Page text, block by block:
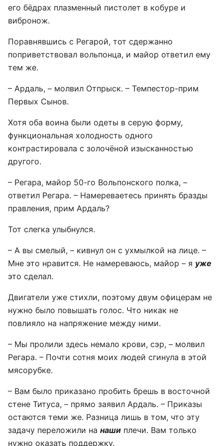
его бёдрах плазменный пистолет в кобуре и
вибронож.
Поравнявшись с Регарой, тот сдержанно
поприветствовал вольпонца, и майор ответил ему
тем же.
– Ардаль, – молвил Отпрыск. – Темпестор-прим
Первых Сынов.
Хотя оба воина были одеты в серую форму,
функциональная холодность одного
контрастировала с золочёной изысканностью
другого.
– Регара, майор 50-го Вольпонского полка, –
ответил Регара. – Намереваетесь принять бразды
правления, прим Ардаль?
Тот слегка улыбнулся.
– А вы смелый, – кивнул он с ухмылкой на лице. –
Мне это нравится. Не намереваюсь, майор – я уже
это сделал.
Двигатели уже стихли, поэтому двум офицерам не
нужно было повышать голос. Что никак не
повлияло на напряжение между ними.
– Мы пролили здесь немало крови, сэр, – молвил
Регара. – Почти сотня моих людей сгинула в этой
мясорубке.
– Вам было приказано пробить брешь в восточной
стене Титуса, – прямо заявил Ардаль. – Приказы
остаются теми же. Разница лишь в том, что эту
задачу переложили на наши плечи. Вам только
нужно оказать поддержку.